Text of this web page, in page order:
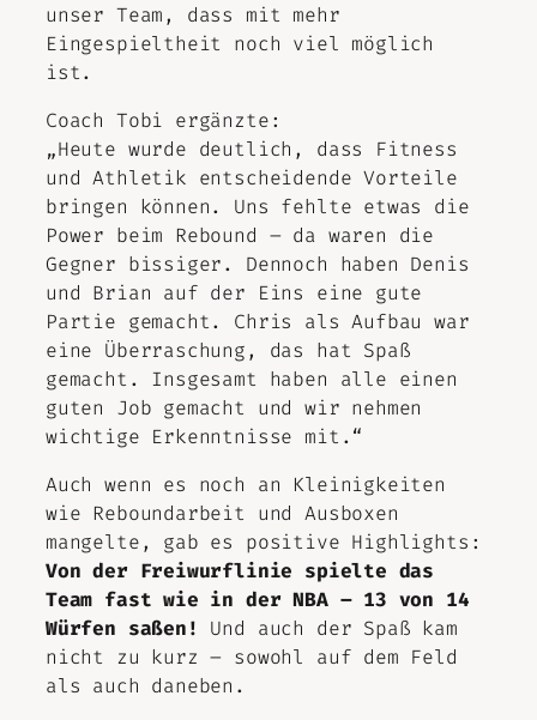
unser Team, dass mit mehr
Eingespieltheit noch viel möglich
ist.
Coach Tobi ergänzte:
„Heute wurde deutlich, dass Fitness
und Athletik entscheidende Vorteile
bringen können. Uns fehlte etwas die
Power beim Rebound – da waren die
Gegner bissiger. Dennoch haben Denis
und Brian auf der Eins eine gute
Partie gemacht. Chris als Aufbau war
eine Überraschung, das hat Spaß
gemacht. Insgesamt haben alle einen
guten Job gemacht und wir nehmen
wichtige Erkenntnisse mit.“
Auch wenn es noch an Kleinigkeiten
wie Reboundarbeit und Ausboxen
mangelte, gab es positive Highlights:
Von der Freiwurflinie spielte das
Team fast wie in der NBA – 13 von 14
Würfen saßen!
Und auch der Spaß kam
nicht zu kurz – sowohl auf dem Feld
als auch daneben.